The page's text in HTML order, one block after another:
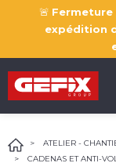
🚨 Fermeture
expédition
ATELIER -
CADENAS ET ANTI-